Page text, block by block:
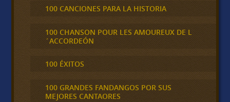
100 CANCIONES PARA LA HISTORIA
100 CHANSON POUR LES AMOUREUX DE L
´ACCORDEÓN
100 ÉXITOS
100 GRANDES FANDANGOS POR SUS
MEJORES CANTAORES